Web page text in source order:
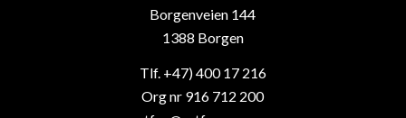
Borgenveien 144
1388 Borgen
Tlf. +47) 400 17 216
Org nr 916 712 200